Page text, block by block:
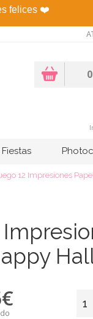
felices ❤️
0
12 Impresiones
€